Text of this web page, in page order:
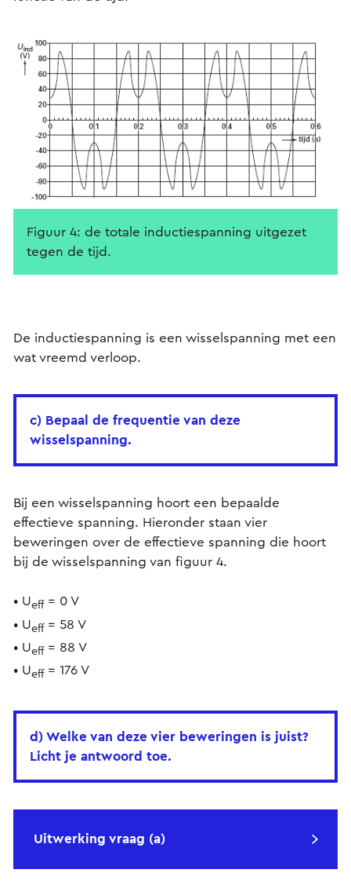
Figuur 4: de totale inductiespanning uitgezet
tegen de tijd.
De inductiespanning is een wisselspanning met een
wat vreemd verloop.
c) Bepaal de frequentie van deze
wisselspanning.
Bij een wisselspanning hoort een bepaalde
effectieve spanning. Hieronder staan vier
beweringen over de effectieve spanning die hoort
bij de wisselspanning van figuur 4.
• Ueff= 0 V
• Ueff= 58 V
• Ueff= 88 V
• Ueff= 176 V
d) Welke van deze vier beweringen is juist?
Licht je antwoord toe.
Uitwerking vraag (a)